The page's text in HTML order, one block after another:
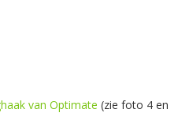
van Optimate (zie foto 4 en